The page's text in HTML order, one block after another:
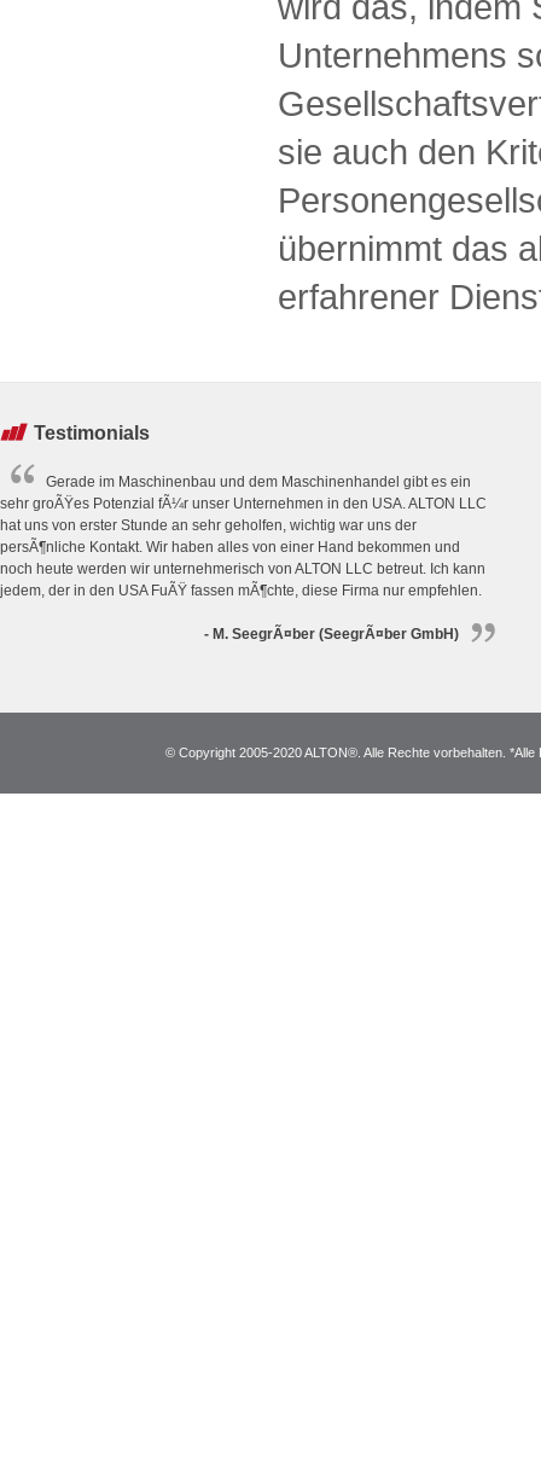
Unternehmens
sie auch den
übernimmt das
erfahrener
Testimonials
Gerade im Maschinenbau und dem Maschinenhandel gibt es ein
sehr groÃŸes Potenzial fÃ¼r unser Unternehmen in den USA. ALTON LLC
hat uns von erster Stunde an sehr geholfen, wichtig war uns der
persÃ¶nliche Kontakt. Wir haben alles von einer Hand bekommen und
noch heute werden wir unternehmerisch von ALTON LLC betreut. Ich kann
jedem, der in den USA FuÃŸ fassen mÃ¶chte, diese Firma nur empfehlen.
- M. SeegrÃ¤ber (SeegrÃ¤ber GmbH)
© Copyright 2005-2020 ALTON®. Alle Rechte vorbehalten.